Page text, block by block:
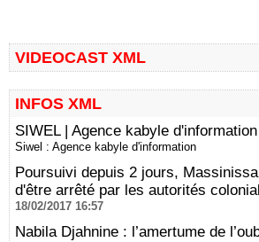
VIDEOCAST XML
INFOS XML
SIWEL | Agence kabyle d'information
Siwel : Agence kabyle d'information
Poursuivi depuis 2 jours,
d'être arrêté par les autorités
18/02/2017 16:57
Nabila Djahnine : l’amertume de